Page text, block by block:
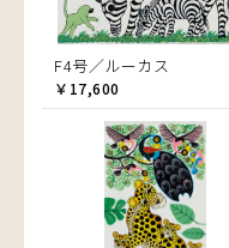
F4号／ルーカス
￥17,600